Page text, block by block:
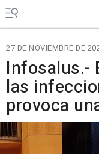
27 DE NOVIEMBRE DE
Infosalus.-
las
provoca